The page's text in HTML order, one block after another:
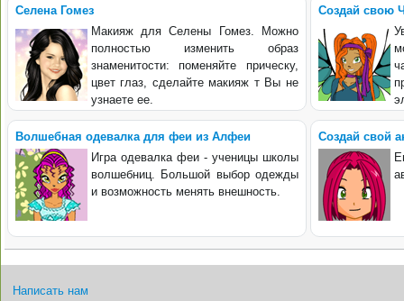
Селена Гомез
Макияж для Селены Гомез. Можно
полностью изменить образ
знаменитости: поменяйте прическу,
цвет глаз, сделайте макияж т Вы не
узнаете ее.
Создай свою
Волшебная одевалка для феи из Алфеи
Игра одевалка феи - ученицы школы
волшебниц. Большой выбор одежды
и возможность менять внешность.
Создай свой
Написать нам